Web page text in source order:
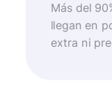
Más del
llegan en
extra ni